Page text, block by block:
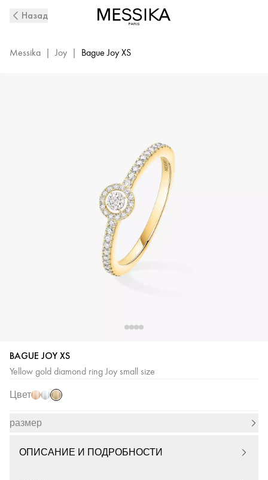
Yellow
Diamond
Назад
Messika | Joy | Bague Joy XS
BAGUE JOY XS
Yellow gold diamond ring Joy small size
Цвет
Розовое
БелоеЖелтое
золото
размер
ОПИСАНИЕ И ПОДРОБНОСТИ